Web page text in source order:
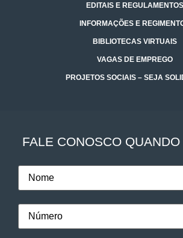
EDITAIS E REGULAMENTOS
INFORMAÇÕES E
BIBLIOTECAS VIRTUAIS
VAGAS DE EMPREGO
PROJETOS SOCIAIS – SEJA
FALE CONOSCO